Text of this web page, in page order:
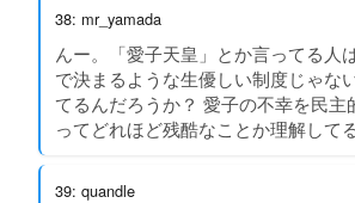
38: mr_yamada
んー。「愛子天皇」とか言ってる人
で決まるような生優しい制度じゃな
てるんだろうか？ 愛子の不幸を民主
ってどれほど残酷なことか理解して
39: quandle